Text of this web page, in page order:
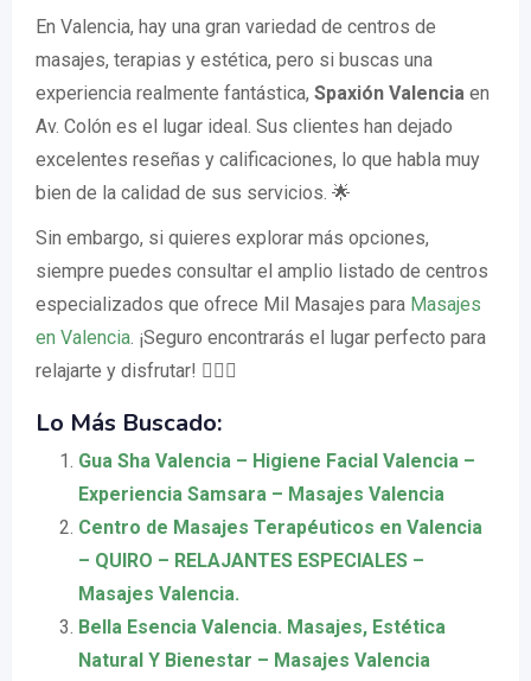
En Valencia, hay una gran variedad de centros de
masajes, terapias y estética, pero si buscas una
experiencia realmente fantástica, Spaxión Valencia en
Av. Colón es el lugar ideal. Sus clientes han dejado
excelentes reseñas y calificaciones, lo que habla muy
bien de la calidad de sus servicios. 🌟
Sin embargo, si quieres explorar más opciones,
siempre puedes consultar el amplio listado de centros
especializados que ofrece Mil Masajes para Masajes
en Valencia. ¡Seguro encontrarás el lugar perfecto para
relajarte y disfrutar! 💆‍♀️✨
Lo Más Buscado:
Gua Sha Valencia – Higiene Facial Valencia –
Experiencia Samsara – Masajes Valencia
Centro de Masajes Terapéuticos en Valencia
– QUIRO – RELAJANTES ESPECIALES –
Masajes Valencia.
Bella Esencia Valencia. Masajes, Estética
Natural Y Bienestar – Masajes Valencia